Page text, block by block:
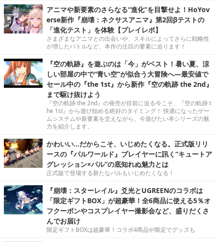
アニマや新要素のさらなる“進化”を目撃せよ！HoYov
erse新作『崩壊：ネクサスアニマ』第2回βテストの
「進化テスト」を体験【プレイレポ】
さまざまなアニマとの出会いや、スキルによってさらに戦略性
が増したバトルなど、本作の注目の要素に迫ります！
『空の軌跡』を遊ぶのは「今」がベスト！暑い夏、涼
しい部屋の中で“青い空”が似合う大冒険へ―最安値で
セール中の『the 1st』から新作『空の軌跡 the 2nd』
まで駆け抜けよう
『空の軌跡 the 2nd』の発売が目前に迫る今こそ、『空の軌跡 t
he 1st』から遊び始める絶好のタイミング！ 快適になったゲー
ムシステムや新要素を交えながら、今遊びたい本シリーズの魅
力を紹介します。
かわいい…だからこそ、いじめたくなる。正式版リリ
ースの『パルワールド』プレイヤーに訊く“キュートア
グレッション×パル”の底知れぬ魅力とは
正式版で登場する新たなパルもいじめたくなる！
『崩壊：スターレイル』爻光とUGREENのコラボは
「限定ギフトBOX」が超豪華！全6商品に使える5％オ
フクーポンやコスプレイヤー撮影会など、盛りだくさ
んでお届け
限定ギフトBOXは超豪華！コラボ4商品や限定でグッズも